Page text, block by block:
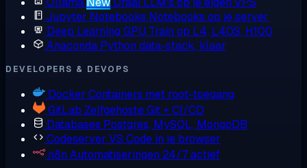
Jupyter Notebooks Notebooks op je server
Deep Learning GPU Train op L4, L40S, H100
Anaconda Python data-stack, klaar
DEVELOPERS & DEVOPS
Docker Containers met root-toegang
GitLab Zelfgehoste Git + CI/CD
Databases Postgres, MySQL, MongoDB
Codeserver VS Code in je browser
n8n Automatiseringen 24/7 actief